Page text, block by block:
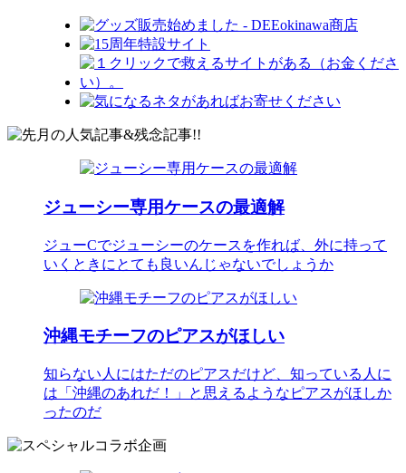
ジューシー専用ケースの最適解
ジューCでジューシーのケースを作れば、外に持って
いくときにとても良いんじゃないでしょうか
沖縄モチーフのピアスがほしい
知らない人にはただのピアスだけど、知っている人に
は「沖縄のあれだ！」と思えるようなピアスがほしか
ったのだ